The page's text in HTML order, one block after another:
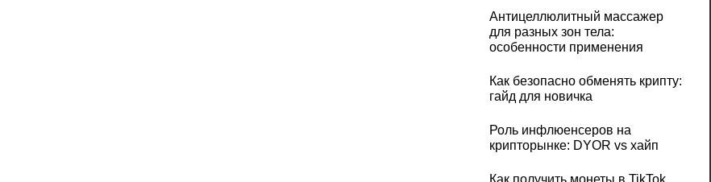
Антицеллюлитный массажер
для разных зон тела:
особенности применения
Как безопасно обменять крипту:
гайд для новичка
Роль инфлюенсеров на
крипторынке: DYOR vs хайп